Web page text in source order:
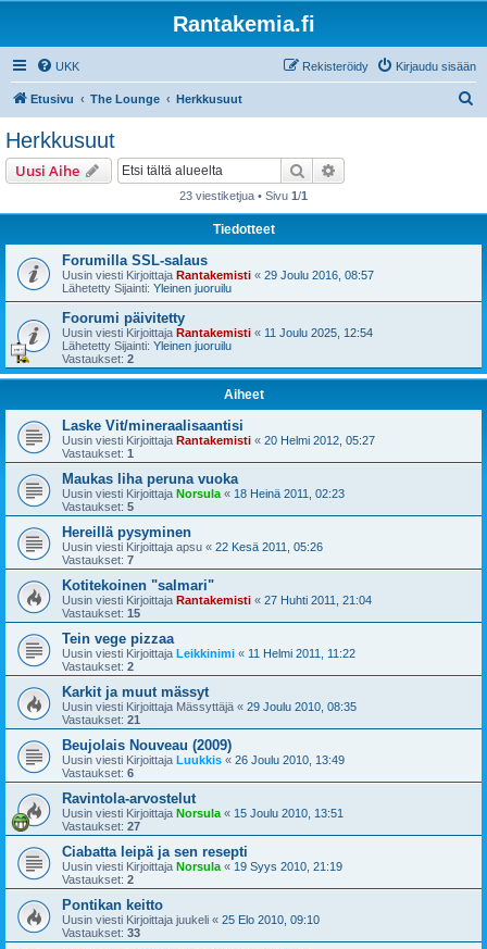
Rantakemia.fi
UKK Kirjaudu sisään
Rekisteröidy
Etusivu The Lounge Herkkusuut
Herkkusuut
Uusi Aihe Etsi
23 viestiketjua • Sivu 1/1
Tiedotteet
Forumilla SSL-salaus
Uusin viesti Kirjoittaja Rantakemisti « 29 Joulu 2016, 08:57
Lähetetty Sijainti: Yleinen juoruilu
Foorumi päivitetty
Uusin viesti Kirjoittaja Rantakemisti « 11 Joulu 2025, 12:54
Lähetetty Sijainti: Yleinen juoruilu
Vastaukset: 2
Aiheet
Laske Vit/mineraalisaantisi
Uusin viesti Kirjoittaja Rantakemisti « 20 Helmi 2012, 05:27
Vastaukset: 1
Maukas liha peruna vuoka
Uusin viesti Kirjoittaja Norsula « 18 Heinä 2011, 02:23
Vastaukset: 5
Hereillä pysyminen
Uusin viesti Kirjoittaja apsu « 22 Kesä 2011, 05:26
Vastaukset: 7
Kotitekoinen "salmari"
Uusin viesti Kirjoittaja Rantakemisti « 27 Huhti 2011, 21:04
Vastaukset: 15
Tein vege pizzaa
Uusin viesti Kirjoittaja Leikkinimi « 11 Helmi 2011, 11:22
Vastaukset: 2
Karkit ja muut mässyt
Uusin viesti Kirjoittaja Mässyttäjä « 29 Joulu 2010, 08:35
Vastaukset: 21
Beujolais Nouveau (2009)
Uusin viesti Kirjoittaja Luukkis « 26 Joulu 2010, 13:49
Vastaukset: 6
Ravintola-arvostelut
Uusin viesti Kirjoittaja Norsula « 15 Joulu 2010, 13:51
Vastaukset: 27
Ciabatta leipä ja sen resepti
Uusin viesti Kirjoittaja Norsula « 19 Syys 2010, 21:19
Vastaukset: 2
Pontikan keitto
Uusin viesti Kirjoittaja juukeli « 25 Elo 2010, 09:10
Vastaukset: 33